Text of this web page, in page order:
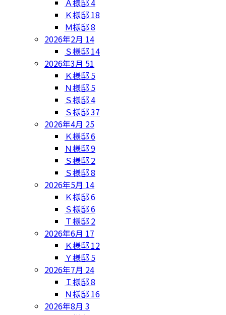
Ｋ様邸 18
Ｍ様邸8
2026年2月 14
Ｓ様邸 14
2026年3月 51
Ｋ様邸 5
Ｎ様邸 5
Ｓ様邸4
Ｓ様邸37
2026年4月 25
Ｋ様邸6
Ｎ様邸9
Ｓ様邸 2
Ｓ様邸8
2026年5月 14
Ｋ様邸6
Ｓ様邸6
Ｔ様邸 2
2026年6月 17
Ｋ様邸 12
Ｙ様邸 5
2026年7月 24
Ｉ様邸8
Ｎ様邸 16
2026年8月 3